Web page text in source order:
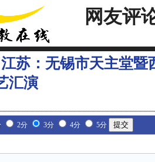
网友评
江苏：无锡市天主堂暨
汇演
2分 3分 4分 5分